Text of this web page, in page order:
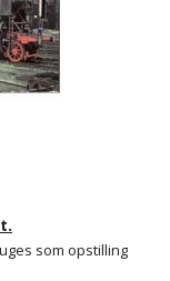
som opstilling